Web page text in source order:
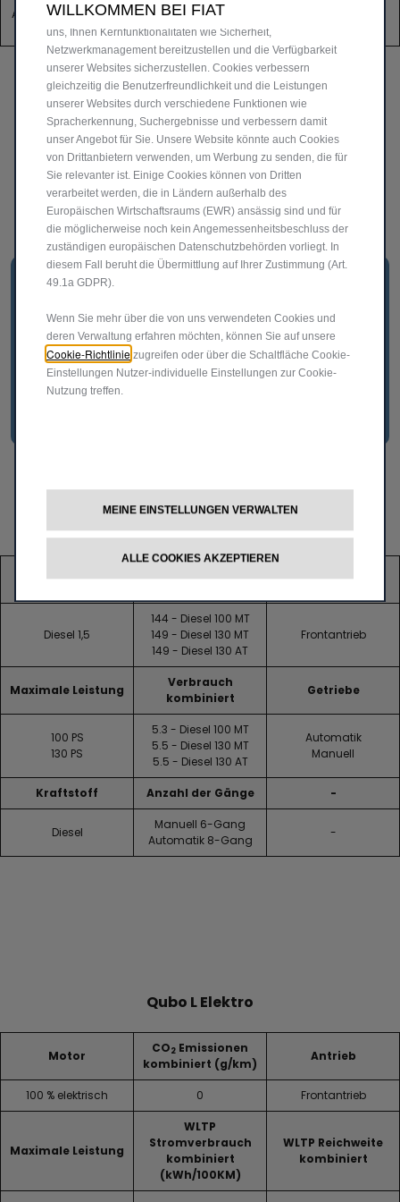
Außenspie
geln)
Dachreling
Motor Antrieb
Diesel 1,5
144 - Diesel 100 MT
149 - Diesel 130 MT
149 - Diesel 130 AT
Frontantrieb
Maximale Leistung
Verbrauch
kombiniert
Getriebe
100 PS
130 PS
5.3 - Diesel 100 MT
5.5 - Diesel 130 MT
5.5 - Diesel 130 AT
Automatik
Manuell
Kraftstoff Anzahl der Gänge -
Diesel
Manuell 6-Gang
Automatik 8-Gang
-
Qubo L Elektro
Motor
CO2 Emissionen
kombiniert (g/km)
Antrieb
100 % elektrisch 0 Frontantrieb
Maximale Leistung
WLTP
Stromverbrauch
kombiniert
(kWh/100KM)
WLTP Reichweite
kombiniert
WILLKOMMEN BEI FIAT
Erfahrung auf unserer Website bieten. Cookies ermöglichen es
uns, Ihnen Kernfunktionalitäten wie Sicherheit,
Netzwerkmanagement bereitzustellen und die Verfügbarkeit
unserer Websites sicherzustellen. Cookies verbessern
gleichzeitig die Benutzerfreundlichkeit und die Leistungen
unserer Websites durch verschiedene Funktionen wie
Spracherkennung, Suchergebnisse und verbessern damit
unser Angebot für Sie. Unsere Website könnte auch Cookies
von Drittanbietern verwenden, um Werbung zu senden, die für
Sie relevanter ist. Einige Cookies können von Dritten
verarbeitet werden, die in Ländern außerhalb des
Europäischen Wirtschaftsraums (EWR) ansässig sind und für
die möglicherweise noch kein Angemessenheitsbeschluss der
zuständigen europäischen Datenschutzbehörden vorliegt. In
diesem Fall beruht die Übermittlung auf Ihrer Zustimmung (Art.
49.1a GDPR).
Wenn Sie mehr über die von uns verwendeten Cookies und
deren Verwaltung erfahren möchten, können Sie auf unsere
Cookie-Richtlinie zugreifen oder über die Schaltfläche Cookie-
Einstellungen Nutzer-individuelle Einstellungen zur Cookie-
Nutzung treffen.
MEINE EINSTELLUNGEN VERWALTEN
ALLE COOKIES AKZEPTIEREN